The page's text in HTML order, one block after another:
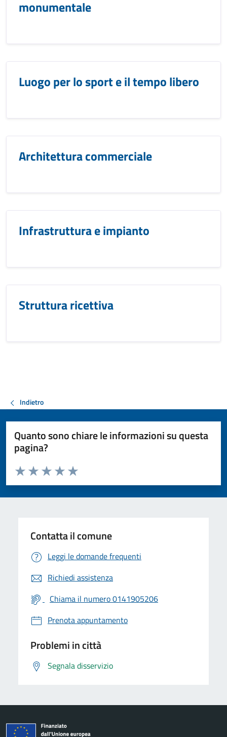
monumentale
Luogo per lo sport e il tempo libero
Architettura commerciale
Infrastruttura e impianto
Struttura ricettiva
Indietro
Quanto sono chiare le informazioni su questa
pagina?
Valuta da 1 a 5 stelle la pagina
Valuta 5 stelle su 5
Valuta 4 stelle su 5
Valuta 3 stelle su 5
Valuta 2 stelle su 5
Valuta 1 stelle su 5
Contatta il comune
Leggi le domande frequenti
Richiedi assistenza
Chiama il numero 0141905206
Prenota appuntamento
Problemi in città
Segnala disservizio